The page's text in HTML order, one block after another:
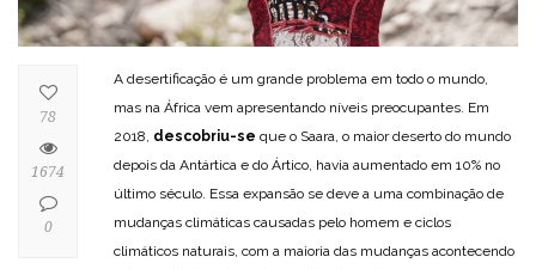
A desertificação é um grande problema em todo o mundo,
mas na África vem apresentando níveis preocupantes. Em
2018, descobriu-se que o Saara, o maior deserto do mundo
depois da Antártica e do Ártico, havia aumentado em 10% no
último século. Essa expansão se deve a uma combinação de
mudanças climáticas causadas pelo homem e ciclos
climáticos naturais, com a maioria das mudanças acontecendo
78
1674
0